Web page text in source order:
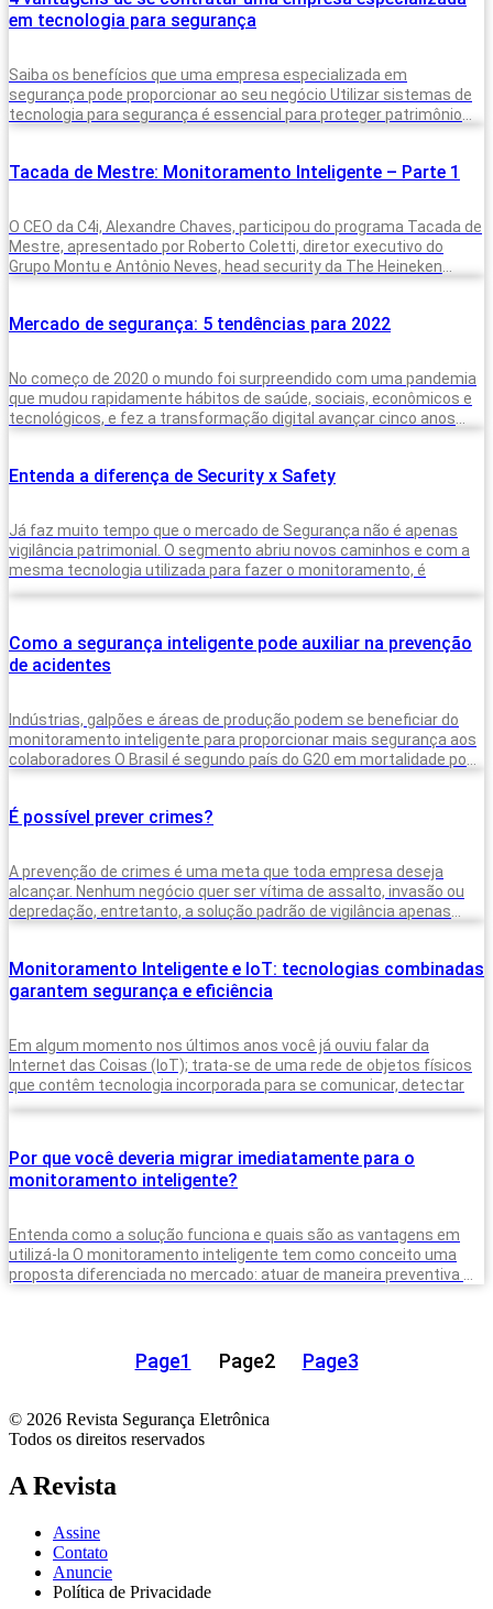
em tecnologia para segurança
Saiba os benefícios que uma empresa especializada em
segurança pode proporcionar ao seu negócio Utilizar sistemas de
tecnologia para segurança é essencial para proteger patrimônios
Tacada de Mestre: Monitoramento Inteligente – Parte 1
O CEO da C4i, Alexandre Chaves, participou do programa Tacada de
Mestre, apresentado por Roberto Coletti, diretor executivo do
Grupo Montu e Antônio Neves, head security da The Heineken
Mercado de segurança: 5 tendências para 2022
No começo de 2020 o mundo foi surpreendido com uma pandemia
que mudou rapidamente hábitos de saúde, sociais, econômicos e
tecnológicos, e fez a transformação digital avançar cinco anos
Entenda a diferença de Security x Safety
Já faz muito tempo que o mercado de Segurança não é apenas
vigilância patrimonial. O segmento abriu novos caminhos e com a
mesma tecnologia utilizada para fazer o monitoramento, é
Como a segurança inteligente pode auxiliar na prevenção
de acidentes
Indústrias, galpões e áreas de produção podem se beneficiar do
monitoramento inteligente para proporcionar mais segurança aos
colaboradores O Brasil é segundo país do G20 em mortalidade por
É possível prever crimes?
A prevenção de crimes é uma meta que toda empresa deseja
alcançar. Nenhum negócio quer ser vítima de assalto, invasão ou
depredação, entretanto, a solução padrão de vigilância apenas
Monitoramento Inteligente e IoT: tecnologias combinadas
garantem segurança e eficiência
Em algum momento nos últimos anos você já ouviu falar da
Internet das Coisas (IoT); trata-se de uma rede de objetos físicos
que contêm tecnologia incorporada para se comunicar, detectar
Por que você deveria migrar imediatamente para o
monitoramento inteligente?
Entenda como a solução funciona e quais são as vantagens em
utilizá-la O monitoramento inteligente tem como conceito uma
proposta diferenciada no mercado: atuar de maneira preventiva e
Page1 Page2 Page3
© 2026 Revista Segurança Eletrônica
Todos os direitos reservados
A Revista
Assine
Contato
Anuncie
Política de Privacidade